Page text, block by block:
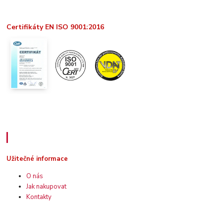
Certifikáty EN ISO 9001:2016
Užitečné informace
O nás
Jak nakupovat
Kontakty